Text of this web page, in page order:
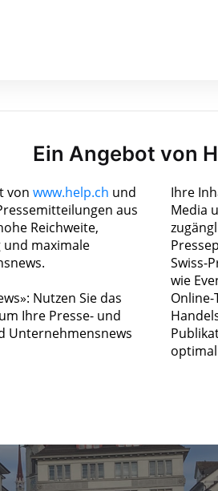
Ein Angebot von
von www.help.ch und
aus
Reichweite,
maximale
Nutzen Sie das
Ihre Presse- und
Unternehmensnews
Ihre
Media
Swiss-
wie